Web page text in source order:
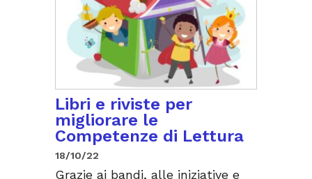
Libri e riviste per
migliorare le
Competenze di Lettura
18/10/22
Grazie ai bandi, alle iniziative e